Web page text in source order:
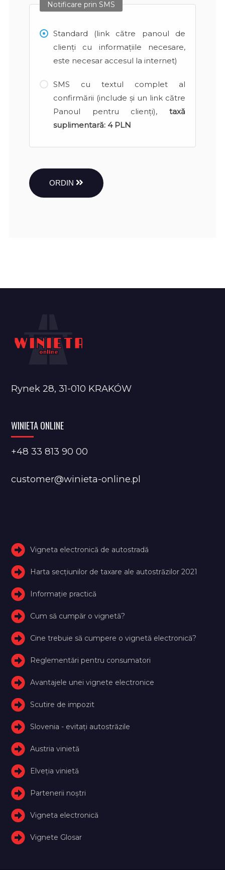
Notificare prin SMS
Standard (link către panoul de
clienți cu informațiile necesare,
este necesar accesul la internet)
SMS cu textul complet al
confirmării (include și un link către
Panoul pentru clienți), taxă
suplimentară: 4 PLN
ORDIN
Rynek 28, 31-010 KRAKÓW
WINIETA ONLINE
+48 33 813 90 00
customer@winieta-online.pl
Vigneta electronică de autostradă
Harta secțiunilor de taxare ale autostrăzilor 2021
Informație practică
Cum să cumpăr o vignetă?
Cine trebuie să cumpere o vignetă electronică?
Reglementări pentru consumatori
Avantajele unei vignete electronice
Scutire de impozit
Slovenia - evitați autostrăzile
Austria vinietă
Elveţia vinietă
Partenerii noștri
Vigneta electronică
Vignete Glosar